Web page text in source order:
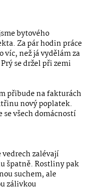
bytového
Za pár hodin práce
víc, než já vydělám za
se držel při zemi
přibude na fakturách
nový poplatek.
se všech domácností
vedrech zalévají
špatně. Rostliny pak
suchem, ale
zálivkou